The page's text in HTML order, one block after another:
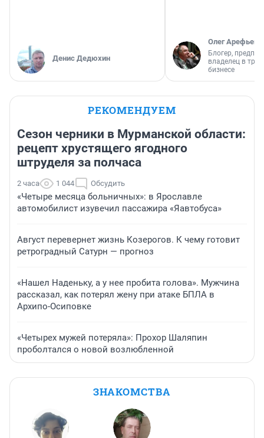
Денис Дедюхин
Олег Арефьев
Блогер,
владелец в
бизнесе
РЕКОМЕНДУЕМ
Сезон черники в Мурманской области:
рецепт хрустящего ягодного
штруделя за полчаса
2 часа 1 044 Обсудить
«Четыре месяца больничных»: в Ярославле
автомобилист изувечил пассажира «Яавтобуса»
Август перевернет жизнь Козерогов. К чему готовит
ретроградный Сатурн — прогноз
«Нашел Наденьку, а у нее пробита голова». Мужчина
рассказал, как потерял жену при атаке БПЛА в
Архипо-Осиповке
«Четырех мужей потеряла»: Прохор Шаляпин
проболтался о новой возлюбленной
ЗНАКОМСТВА